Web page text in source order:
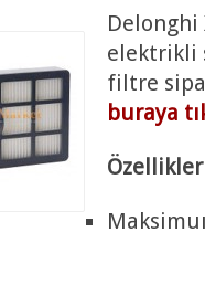
Delonghi
elektrikli
filtre
buraya